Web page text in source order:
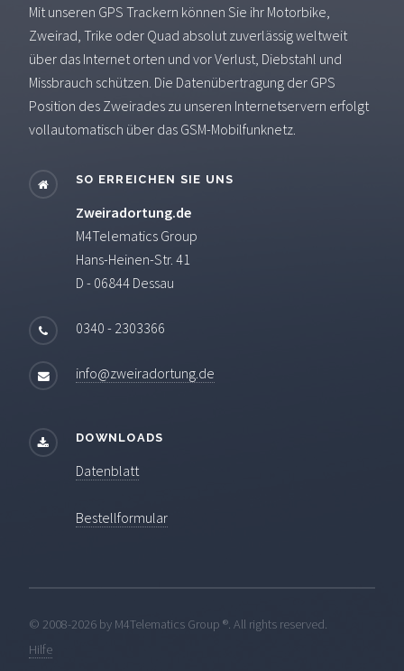
Mit unseren GPS Trackern können Sie ihr Motorbike,
Zweirad, Trike oder Quad absolut zuverlässig weltweit
über das Internet orten und vor Verlust, Diebstahl und
Missbrauch schützen. Die Datenübertragung der GPS
Position des Zweirades zu unseren Internetservern erfolgt
vollautomatisch über das GSM-Mobilfunknetz.
SO ERREICHEN SIE UNS
Zweiradortung.de
M4Telematics Group
Hans-Heinen-Str. 41
D - 06844 Dessau
0340 - 2303366
info@zweiradortung.de
DOWNLOADS
Datenblatt
Bestellformular
© 2008-2026 by M4Telematics Group ®. All rights reserved.
Hilfe